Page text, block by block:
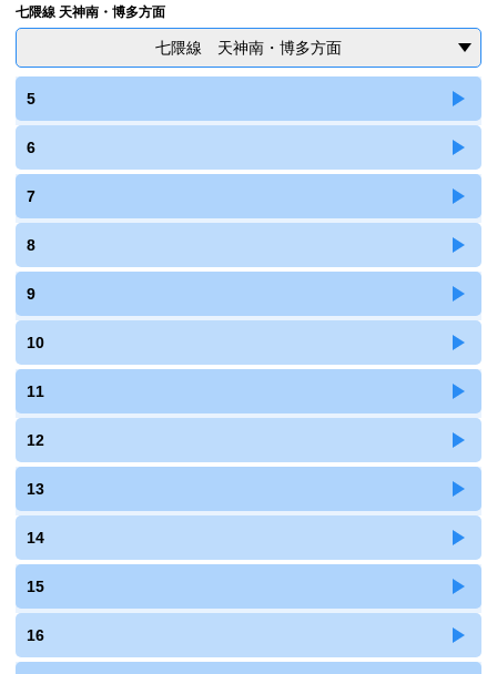
七隈線 天神南・博多方面
七隈線 天神南・博多方面
5
6
7
8
9
10
11
12
13
14
15
16